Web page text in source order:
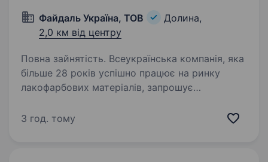
Файдаль Україна, ТОВ
Долина,
2,0 км від центру
Повна зайнятість. Всеукраїнська компанія, яка
більше 28 років успішно працює на ринку
лакофарбових матеріалів, запрошує
постачальника в будівельний гіпермаркет для
3 год. тому